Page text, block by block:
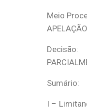
Meio
Decisão:
Sumário:
I –